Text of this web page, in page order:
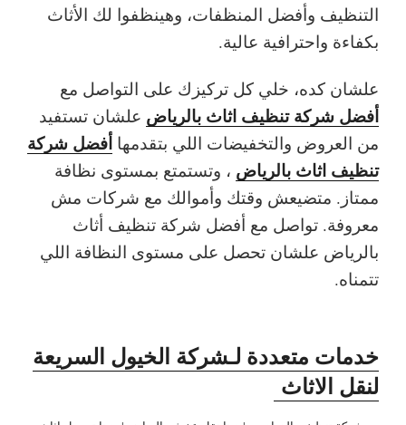
التنظيف وأفضل المنظفات، وهينظفوا لك الأثاث
بكفاءة واحترافية عالية.
علشان كده، خلي كل تركيزك على التواصل مع
أفضل شركة تنظيف اثاث بالرياض علشان تستفيد
من العروض والتخفيضات اللي بتقدمها أفضل شركة
تنظيف اثاث بالرياض ، وتستمتع بمستوى نظافة
ممتاز. متضيعش وقتك وأموالك مع شركات مش
معروفة. تواصل مع أفضل شركة تنظيف أثاث
بالرياض علشان تحصل على مستوى النظافة اللي
تتمناه.
خدمات متعددة لـشركة الخيول السريعة
لنقل الاثاث